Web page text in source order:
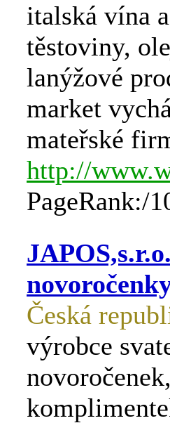
italská vína
těstoviny,
lanýžové
market
mateřské
http://
PageRank:/
Česká
výrobce